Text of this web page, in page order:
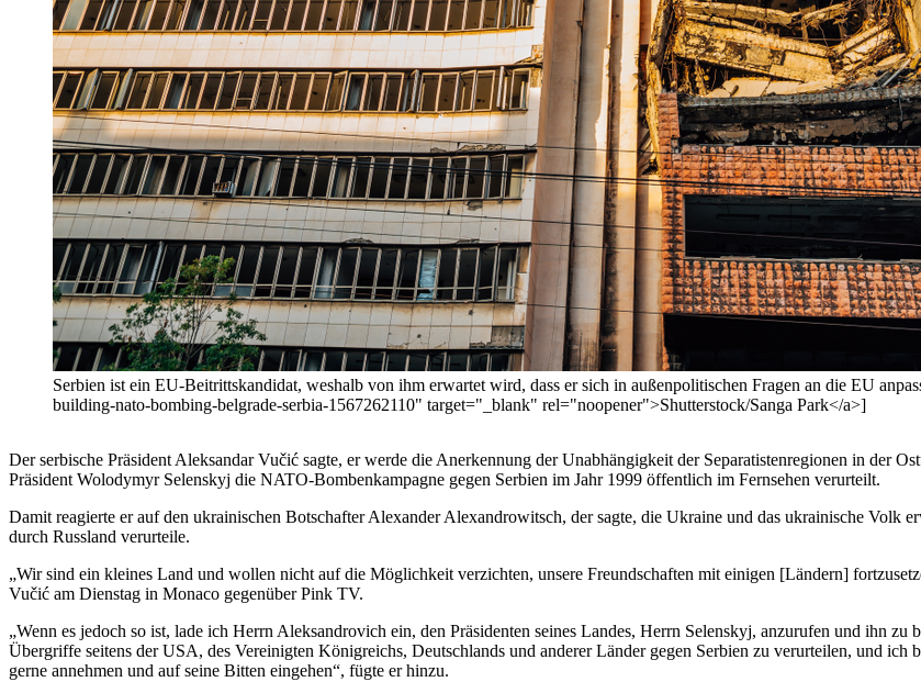
Serbien ist ein EU-Beitrittskandidat, weshalb von ihm erwartet wird, dass er sich in außenpolitischen Fragen an die EU
building-nato-bombing-belgrade-serbia-1567262110" target="_blank" rel="noopener">Shutterstock/Sanga Park</a>]
Der serbische Präsident Aleksandar Vučić sagte, er werde die Anerkennung der Unabhängigkeit der Separatistenregionen in der
Präsident Wolodymyr Selenskyj die NATO-Bombenkampagne gegen Serbien im Jahr 1999 öffentlich im Fernsehen verurteilt.
Damit reagierte er auf den ukrainischen Botschafter Alexander Alexandrowitsch, der sagte, die Ukraine und das ukrainische Volk
durch Russland verurteile.
„Wir sind ein kleines Land und wollen nicht auf die Möglichkeit verzichten, unsere Freundschaften mit einigen [Ländern]
Vučić am Dienstag in Monaco gegenüber Pink TV.
„Wenn es jedoch so ist, lade ich Herrn Aleksandrovich ein, den Präsidenten seines Landes, Herrn Selenskyj, anzurufen und ihn
Übergriffe seitens der USA, des Vereinigten Königreichs, Deutschlands und anderer Länder gegen Serbien zu verurteilen, und ich
gerne annehmen und auf seine Bitten eingehen“, fügte er hinzu.